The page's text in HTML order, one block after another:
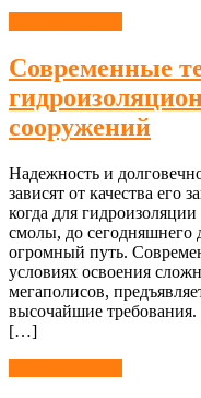
Современные
сооружений
Надежность и
зависят от качества его
когда для
смолы, до
огромный путь.
условиях освоения
мегаполисов,
высочайшие требования.
[…]